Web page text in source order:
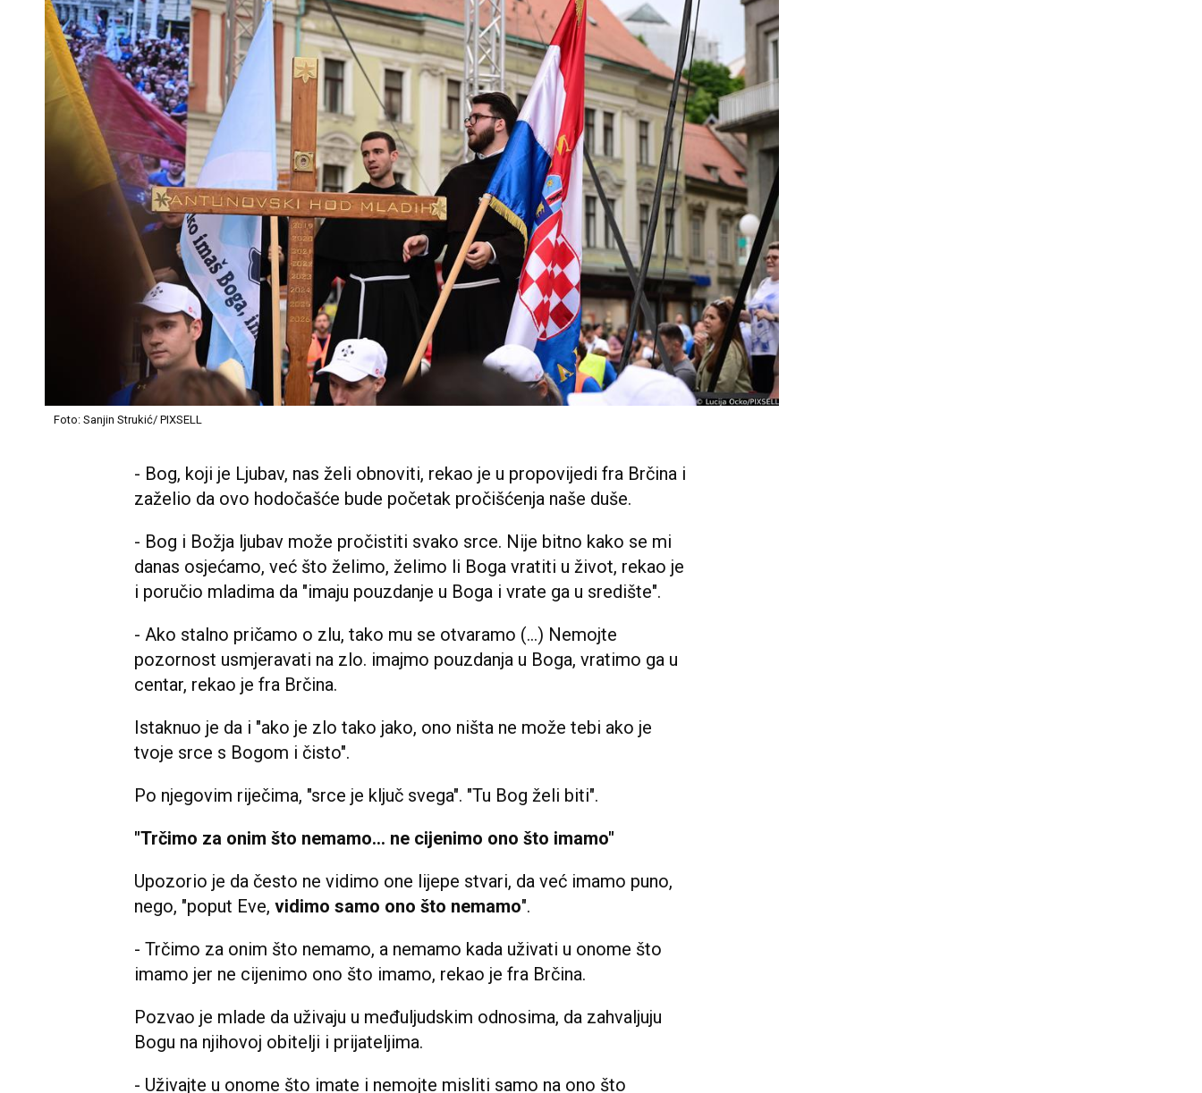
Foto: Sanjin Strukić/ PIXSELL
- Bog, koji je Ljubav, nas želi obnoviti, rekao je u propovijedi fra Brčina i
zaželio da ovo hodočašće bude početak pročišćenja naše duše.
- Bog i Božja ljubav može pročistiti svako srce. Nije bitno kako se mi
danas osjećamo, već što želimo, želimo li Boga vratiti u život, rekao je
i poručio mladima da "imaju pouzdanje u Boga i vrate ga u središte".
- Ako stalno pričamo o zlu, tako mu se otvaramo (...) Nemojte
pozornost usmjeravati na zlo. imajmo pouzdanja u Boga, vratimo ga u
centar, rekao je fra Brčina.
Istaknuo je da i "ako je zlo tako jako, ono ništa ne može tebi ako je
tvoje srce s Bogom i čisto".
Po njegovim riječima, "srce je ključ svega". "Tu Bog želi biti".
"Trčimo za onim što nemamo... ne cijenimo ono što imamo"
Upozorio je da često ne vidimo one lijepe stvari, da već imamo puno,
nego, "poput Eve, vidimo samo ono što nemamo".
- Trčimo za onim što nemamo, a nemamo kada uživati u onome što
imamo jer ne cijenimo ono što imamo, rekao je fra Brčina.
Pozvao je mlade da uživaju u međuljudskim odnosima, da zahvaljuju
Bogu na njihovoj obitelji i prijateljima.
- Uživajte u onome što imate i nemojte misliti samo na ono što